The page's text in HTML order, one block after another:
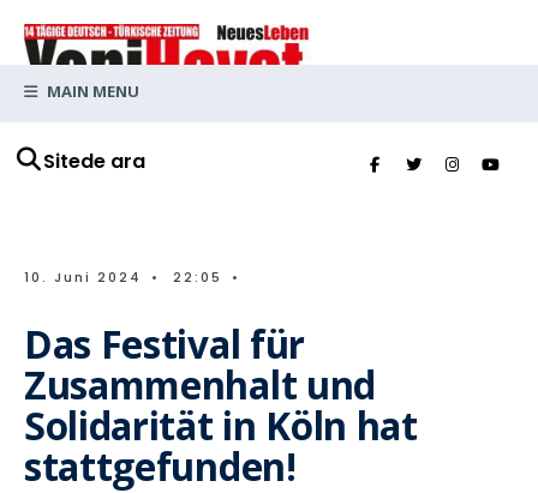
Sitede ara
MAIN MENU
10. Juni 2024 • 22:05 •
Das Festival für
Zusammenhalt und
Solidarität in Köln hat
stattgefunden!